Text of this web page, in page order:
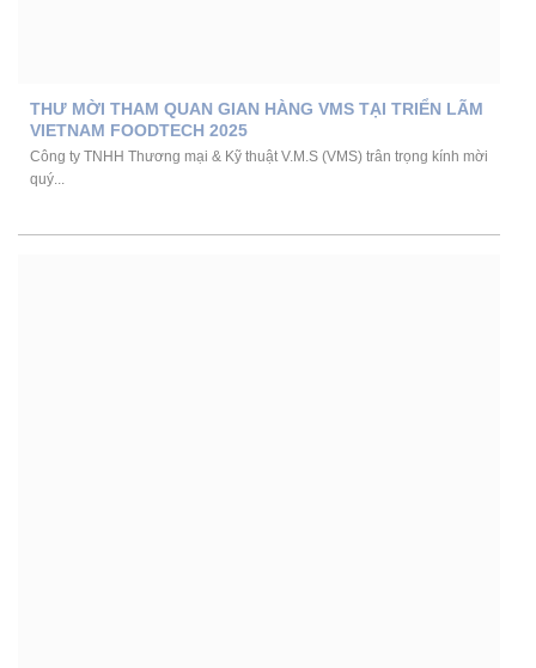
THƯ MỜI THAM QUAN GIAN HÀNG VMS TẠI TRIỂN LÃM
VIETNAM FOODTECH 2025
Công ty TNHH Thương mại & Kỹ thuật V.M.S (VMS) trân trọng kính mời
quý...